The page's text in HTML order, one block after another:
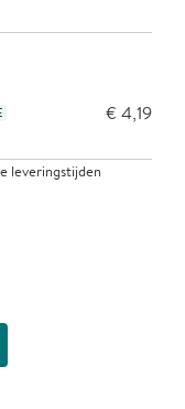
€ 4,19
leveringstijden